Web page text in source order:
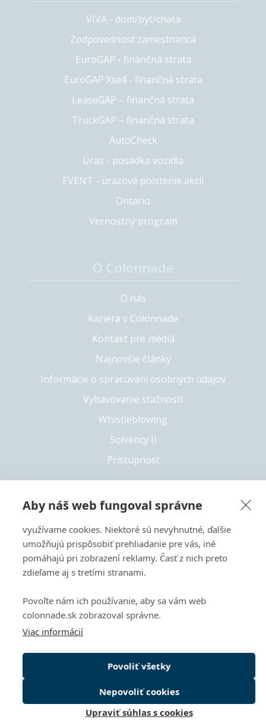
VIVA - dom/byt/chata
Zodpovednosť zamestnanca
EuroGAP - finančná strata
EuroGAP Xsell - finančná strata
LeaseGAP – finančná strata
TruckGAP – finančná strata
AutoCheck
Úraz - posádka vozidla
EVENT - úrazové poistenie akcií
Ontario
Vernostný program
O nás
Kariéra v Colonnade
Kontakt pre médiá
Najnovšie články
Informácie o spracúvaní osobných údajov
Vybavovanie sťažností
Whistleblowing
Solvency II
Prístupnosť
Copyright 2026 © Colonnade
+421 55 6826 222
Tento web je chránený pomocou reCAPTCHA a vzťahujú sa
naňZásady ochrany súkromiaaZmluvné podmienky
spoločnosti Google.
Aby náš web fungoval správne
využívame cookies. Niektoré sú nevyhnutné, ďalšie
umožňujú prispôsobiť prehliadanie pre vás, iné
pomáhajú pri zobrazení reklamy. Časť z nich preto
zdieľame aj s tretími stranami.
Povoľte nám ich používanie, aby sa vám web
colonnade.sk zobrazoval správne.
Viac informácií
Povoliť všetky
Nepovoliť cookies
Upraviť súhlas s cookies